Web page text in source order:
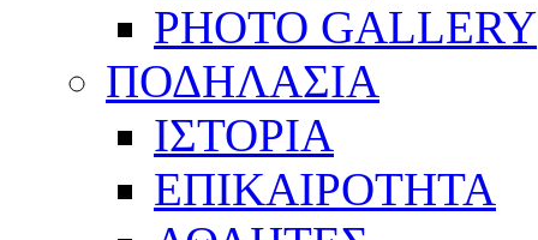
PHOTO GALLERY
ΠΟΔΗΛΑΣΙΑ
ΙΣΤΟΡΙΑ
ΕΠΙΚΑΙΡΟΤΗΤΑ